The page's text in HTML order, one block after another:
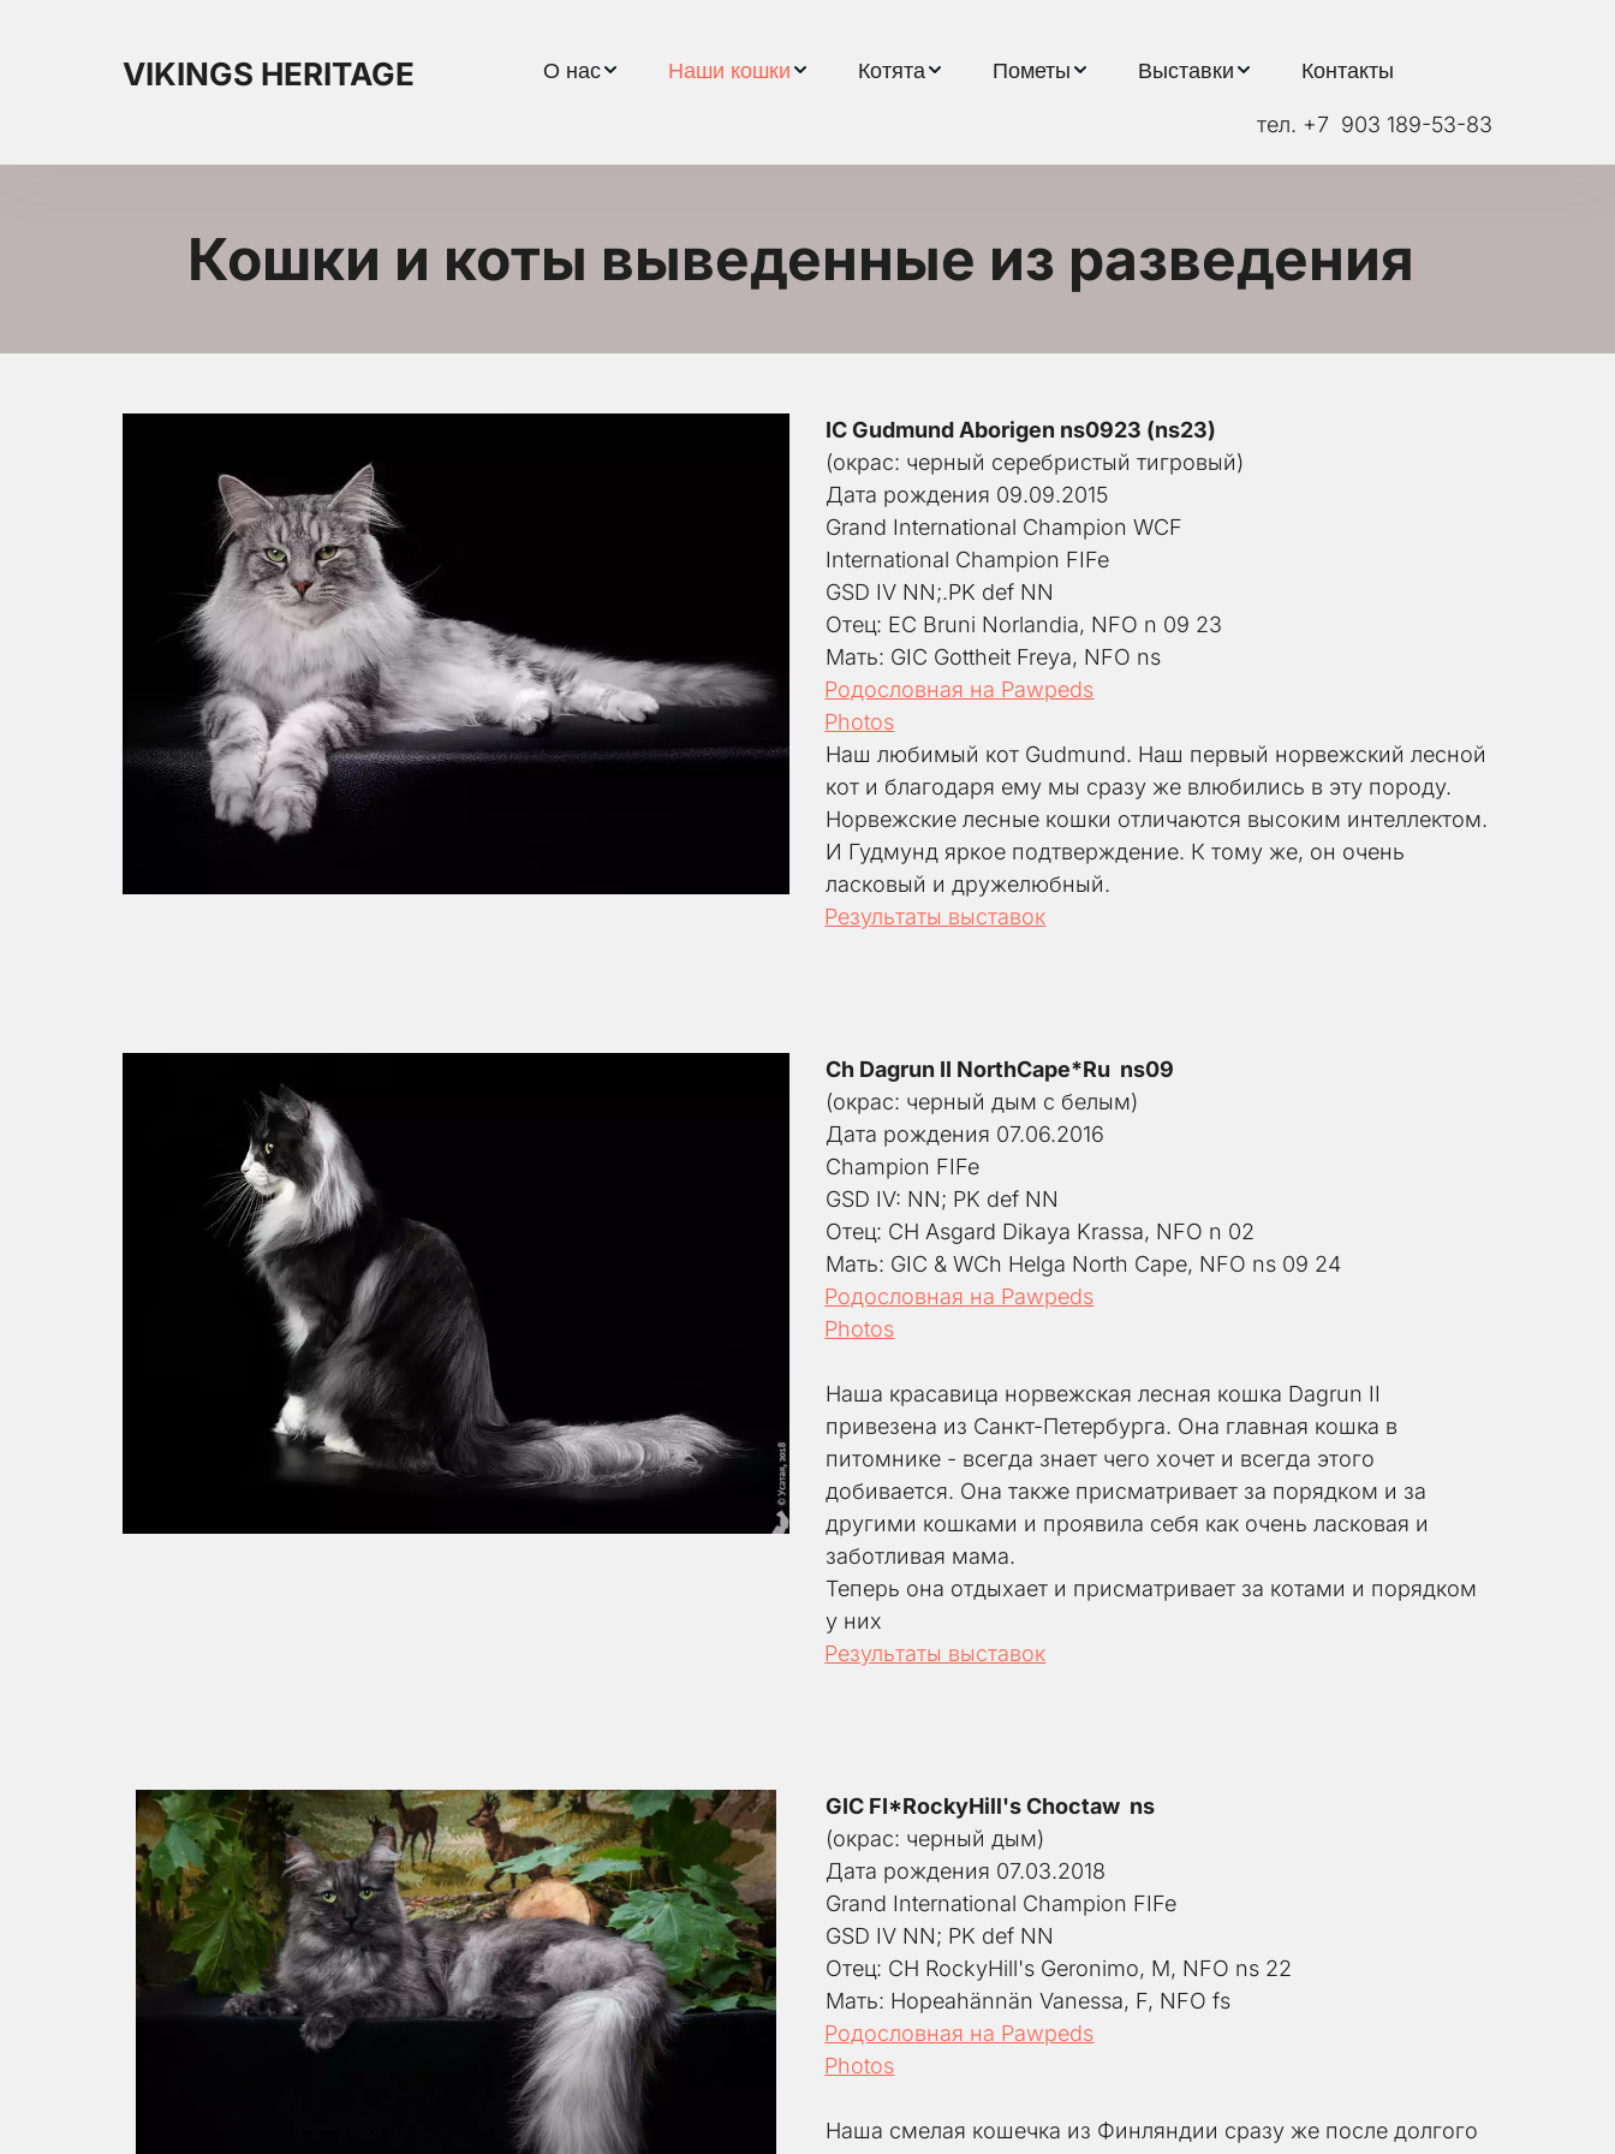
VIKINGS HERITAGE О нас Наши кошки Котята Пометы Выставки Контакты
тел. +7  903 189-53-83
Кошки и коты выведенные из разведения
IC Gudmund Aborigen ns0923 (ns23)
(окрас: черный серебристый тигровый)
Дата рождения 09.09.2015
​Grand International Champion WCF
International Champion FIFe
GSD IV NN;.PK def NN
Отец: EC Bruni Norlandia, NFO n 09 23
Мать: GIC Gottheit Freya, NFO ns
Родословная на Pawpeds
Photos
​​Наш любимый кот Gudmund. Наш первый норвежский лесной
кот и благодаря ему мы сразу же влюбились в эту породу.
Норвежские лесные кошки отличаются высоким интеллектом.
И Гудмунд яркое подтверждение. К тому же, он очень
ласковый и дружелюбный.
Результаты выставок
Ch Dagrun II NorthCape*Ru  ns09
(окрас: черный дым с белым)
Дата рождения 07.06.2016
Champion FIFe
GSD IV: NN; PK def NN
Отец: CH Asgard Dikaya Krassa, NFO n 02
Мать: GIC & WCh Helga North Cape, NFO ns 09 24
Родословная на Pawpeds
Photos
Наша красавица норвежская лесная кошка Dagrun II
привезена из Санкт-Петербурга. Она главная кошка в
питомнике - всегда знает чего хочет и всегда этого
добивается. Она также присматривает за порядком и за
другими кошками и проявила себя как очень ласковая и
заботливая мама.
Теперь она отдыхает и присматривает за котами и порядком
у них
​Результаты выставок
GIC FI*RockyHill's Choctaw  ns
(окрас: черный дым)
Дата рождения 07.03.2018
Grand International Champion FIFe
GSD IV NN; PK def NN
Отец: CH RockyHill's Geronimo, M, NFO ns 22
Мать: Hopeahännän Vanessa, F, NFO fs
Родословная на Pawpeds
Photos
Наша смелая кошечка из Финляндии сразу же после долгого